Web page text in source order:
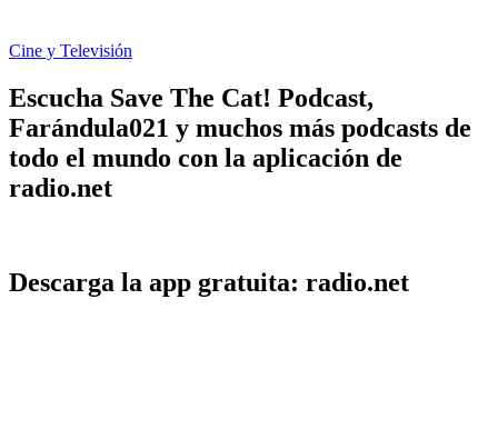
Cine y Televisión
Escucha Save The Cat! Podcast,
Farándula021 y muchos más podcasts de
todo el mundo con la aplicación de
radio.net
Descarga la app gratuita: radio.net